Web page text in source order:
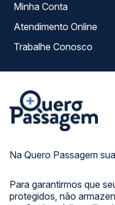
Na Quero Passagem
Para garantirmos que
protegidos, não
Minha Conta
Atendimento Online
Trabalhe Conosco